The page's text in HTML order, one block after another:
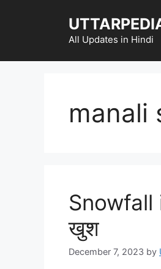
All Updates in Hindi
manali
Snowfall
खुश
December 7, 2023 by